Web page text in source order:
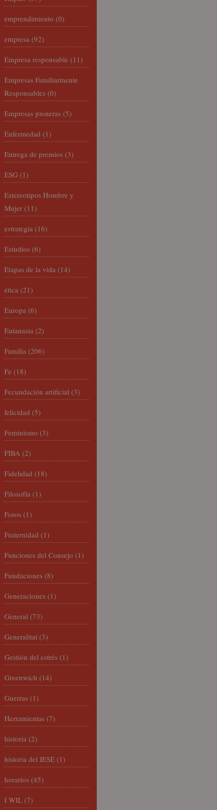
emprendimiento (0)
empresa (92)
Empresa responsable (11)
Empresas Familiarmente
Responsables (0)
Empresas pioneras (5)
Enfermedad (1)
Entrega de premios (3)
ESG (1)
Estereotipos Hombre y
Mujer (11)
estrategia (16)
Estudios (6)
Etapas de la vida (14)
ética (21)
Europa (6)
Eutanasia (2)
Familia (206)
Fe (18)
Fecundación artificial (3)
felicidad (5)
Feminismo (3)
FIBA (2)
Fidelidad (18)
Filosofía (1)
Foros (1)
Fraternidad (1)
Funciones del Consejo (1)
Fundaciones (8)
Generaciones (1)
General (73)
Generalitat (3)
Gestión del estrés (1)
Greenwich (14)
Guerras (1)
Herramientas (7)
historia (2)
historia del IESE (1)
horarios (45)
I WIL (7)